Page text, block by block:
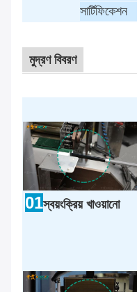
সার্টিফিকেশন
মুদ্রণ বিবরণ
01স্বয়ংক্রিয় খাওয়ানো